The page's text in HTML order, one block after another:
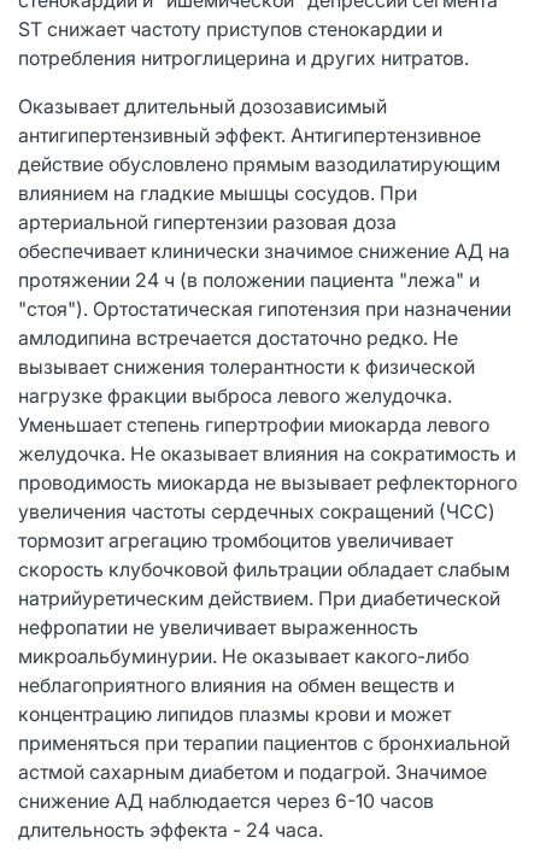
ST снижает частоту приступов стенокардии и
потребления нитроглицерина и других нитратов.
Оказывает длительный дозозависимый
антигипертензивный эффект. Антигипертензивное
действие обусловлено прямым вазодилатирующим
влиянием на гладкие мышцы сосудов. При
артериальной гипертензии разовая доза
обеспечивает клинически значимое снижение АД на
протяжении 24 ч (в положении пациента "лежа" и
"стоя"). Ортостатическая гипотензия при назначении
амлодипина встречается достаточно редко. Не
вызывает снижения толерантности к физической
нагрузке фракции выброса левого желудочка.
Уменьшает степень гипертрофии миокарда левого
желудочка. Не оказывает влияния на сократимость и
проводимость миокарда не вызывает рефлекторного
увеличения частоты сердечных сокращений (ЧСС)
тормозит агрегацию тромбоцитов увеличивает
скорость клубочковой фильтрации обладает слабым
натрийуретическим действием. При диабетической
нефропатии не увеличивает выраженность
микроальбуминурии. Не оказывает какого-либо
неблагоприятного влияния на обмен веществ и
концентрацию липидов плазмы крови и может
применяться при терапии пациентов с бронхиальной
астмой сахарным диабетом и подагрой. Значимое
снижение АД наблюдается через 6-10 часов
длительность эффекта - 24 часа.